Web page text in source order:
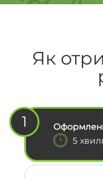
Як
1
5